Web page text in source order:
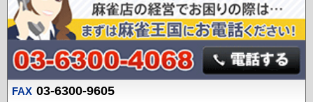
FAX 03-6300-9605